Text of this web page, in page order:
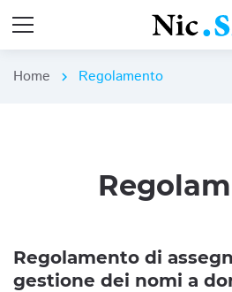
Home chevron_right Regolamento
Regolamento di
gestione dei nomi a